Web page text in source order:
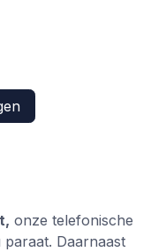
onze telefonische
Daarnaast